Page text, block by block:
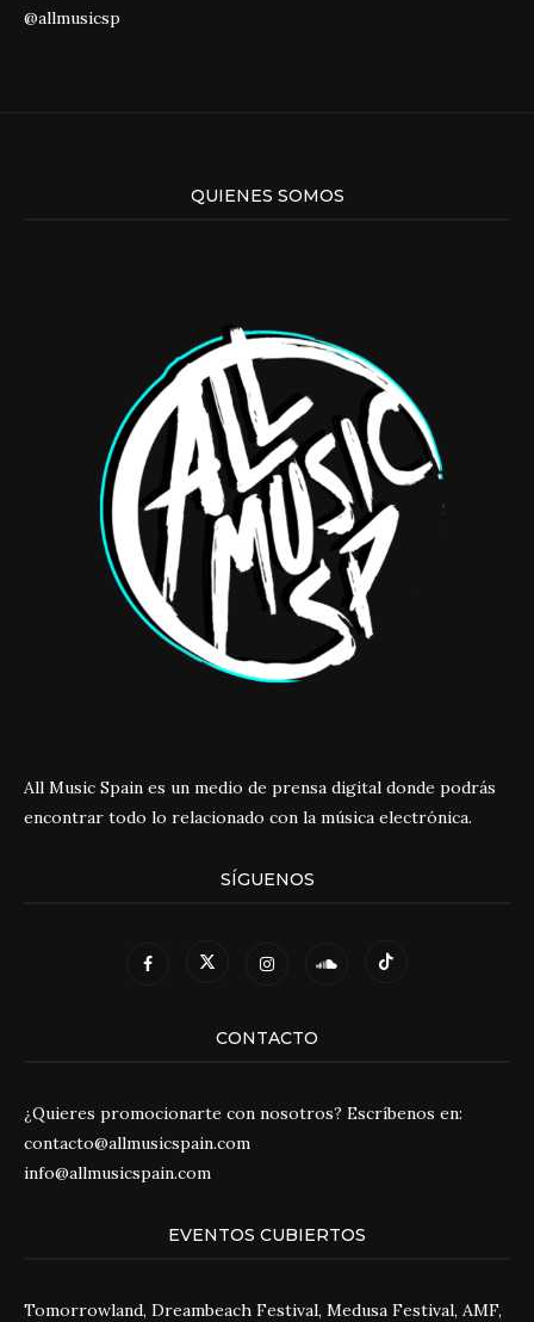
@allmusicsp
QUIENES SOMOS
All Music Spain es un medio de prensa digital donde podrás
encontrar todo lo relacionado con la música electrónica.
SÍGUENOS
CONTACTO
¿Quieres promocionarte con nosotros? Escríbenos en:
contacto@allmusicspain.com
info@allmusicspain.com
EVENTOS CUBIERTOS
Tomorrowland, Dreambeach Festival, Medusa Festival, AMF,